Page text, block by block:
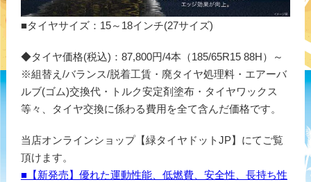
■タイヤサイズ：15～18インチ(27サイズ)
◆タイヤ価格(税込)：87,800円/4本（185/65R15 88H）～
※組替え/バランス/脱着工賃・廃タイヤ処理料・エアーバ
ルブ(ゴム)交換代・トルク安定剤塗布・タイヤワックス
等々、タイヤ交換に係わる費用を全て含んだ価格です。
当店オンラインショップ【緑タイヤドットJP】にてご覧
頂けます。
■【新発売】優れた運動性能、低燃費、安全性、長持ち性